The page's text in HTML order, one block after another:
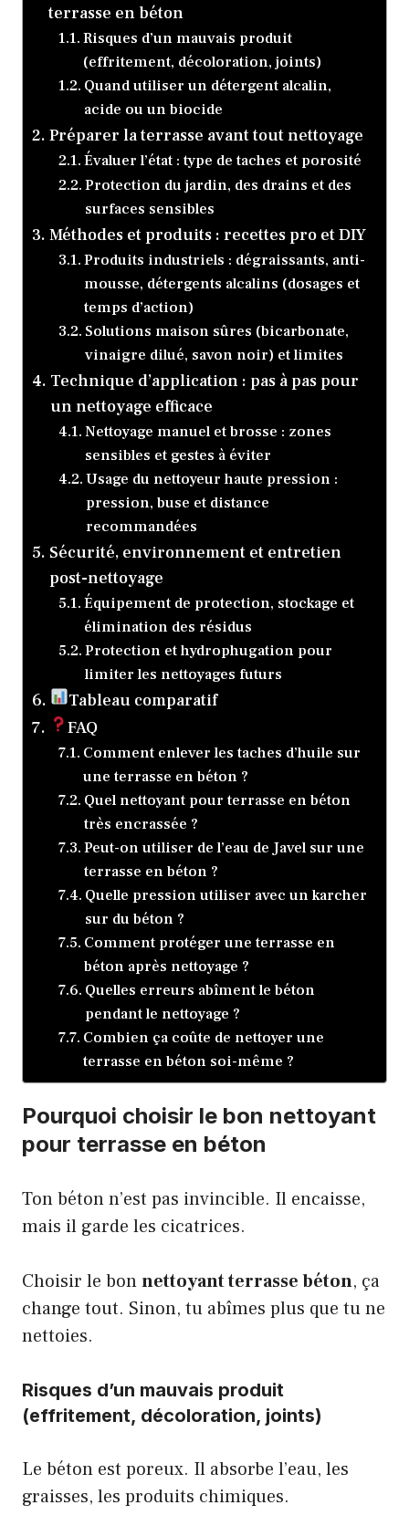
terrasse en béton
Risques d’un mauvais produit
(effritement, décoloration, joints)
Quand utiliser un détergent alcalin,
acide ou un biocide
Préparer la terrasse avant tout nettoyage
Évaluer l’état : type de taches et porosité
Protection du jardin, des drains et des
surfaces sensibles
Méthodes et produits : recettes pro et DIY
Produits industriels : dégraissants, anti-
mousse, détergents alcalins (dosages et
temps d’action)
Solutions maison sûres (bicarbonate,
vinaigre dilué, savon noir) et limites
Technique d’application : pas à pas pour
un nettoyage efficace
Nettoyage manuel et brosse : zones
sensibles et gestes à éviter
Usage du nettoyeur haute pression :
pression, buse et distance
recommandées
Sécurité, environnement et entretien
post-nettoyage
Équipement de protection, stockage et
élimination des résidus
Protection et hydrophugation pour
limiter les nettoyages futurs
Tableau comparatif
FAQ
Comment enlever les taches d’huile sur
une terrasse en béton ?
Quel nettoyant pour terrasse en béton
très encrassée ?
Peut-on utiliser de l’eau de Javel sur une
terrasse en béton ?
Quelle pression utiliser avec un karcher
sur du béton ?
Comment protéger une terrasse en
béton après nettoyage ?
Quelles erreurs abîment le béton
pendant le nettoyage ?
Combien ça coûte de nettoyer une
terrasse en béton soi-même ?
Pourquoi choisir le bon nettoyant
pour terrasse en béton
Ton béton n’est pas invincible. Il encaisse,
mais il garde les cicatrices.
Choisir le bonnettoyant terrasse béton, ça
change tout. Sinon, tu abîmes plus que tu ne
nettoies.
Risques d’un mauvais produit
(effritement, décoloration, joints)
Le béton est poreux. Il absorbe l’eau, les
graisses, les produits chimiques.